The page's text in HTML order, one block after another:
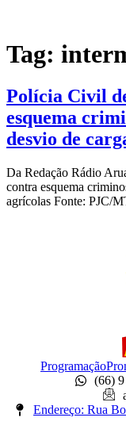
Tag:
Polícia Civil
esquema
desvio de
Da Redação Rádio
contra esquema
agrícolas Fonte: PJC/
Programação
(66)
Endereço: Rua